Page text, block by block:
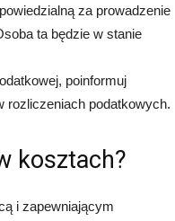
za prowadzenie
ta będzie w stanie
poinformuj
rozliczeniach podatkowych.
kosztach?
i zapewniającym